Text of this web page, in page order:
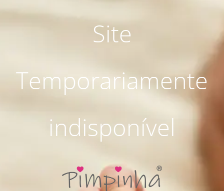
Site
Temporariamente
indisponível